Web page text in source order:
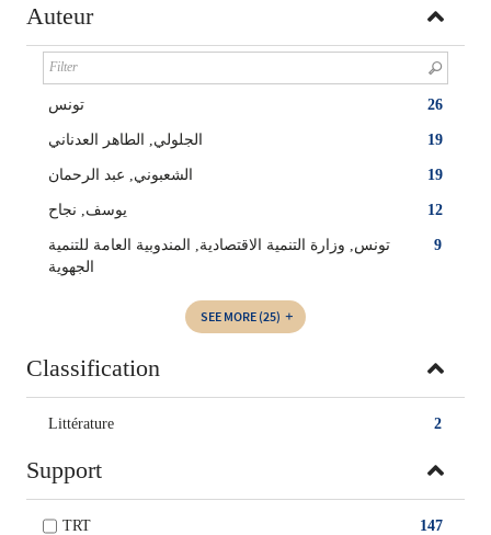
Auteur
26 تونس
19 الجلولي, الطاهر العدناني
19 الشعبوني, عبد الرحمان
12 يوسف, نجاح
9
تونس, وزارة التنمية الاقتصادية, المندوبية العامة للتنمية
الجهوية
SEE MORE (25)
Classification
2
Littérature
Support
147
TRT